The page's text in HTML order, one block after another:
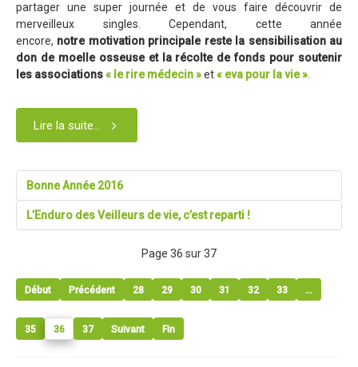
Blog 2015
Résultats
Vidéos
Partenaires
Blog 2014
Vidéos
La page facebook de l'Enduro...
Contact
Contact Tribal & Enduro
partager une super journée et de vous faire découvrir de
merveilleux singles. Cependant, cette année
encore, notre motivation principale reste la sensibilisation au
don de moelle osseuse et la récolte de fonds pour soutenir
les associations« le rire médecin »et« eva pour la vie »
Lire la suite...
Bonne Année 2016
L’Enduro des Veilleurs de vie, c’est reparti !
Page 36 sur 37
Début Précédent 28 29 30 31 32 33 ...
35 36 37 Suivant Fin